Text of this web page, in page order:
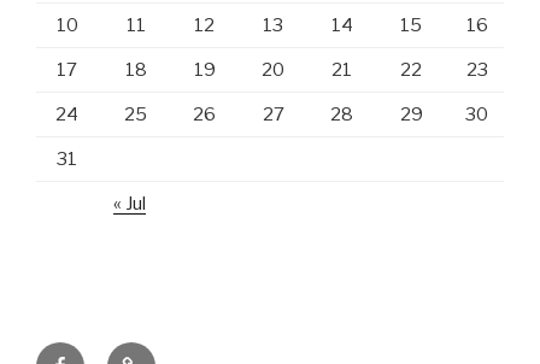
10 11 12 13 14 15 16
17 18 19 20 21 22 23
24 25 26 27 28 29 30
31
« Jul
HospitalCorreo